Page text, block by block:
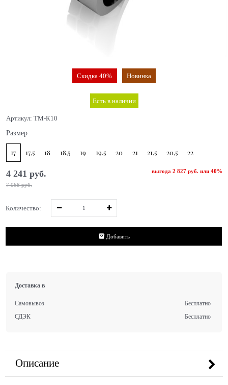
Скидка 40% Новинка
Есть в наличии
Артикул: ТМ-К10
Размер
17 17,5 18 18,5 19 19,5 20 21 21,5 20,5 22
7 068 руб.
4 241 руб. выгода 2 827 руб.или 40%
Количество:
Добавить
Доставка в
Самовывоз
Бесплатно
СДЭК
Бесплатно
Описание